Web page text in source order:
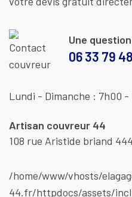
Une
06 33 79
Lundi - Dimanche : 7h00 -
Artisan couvreur 44
108 rue Aristide briand
/home/www/vhosts/
44.fr/httpdocs/assets/